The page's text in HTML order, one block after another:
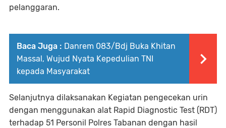
pelanggaran.
Baca Juga : Danrem 083/Bdj Buka Khitan
Massal, Wujud Nyata Kepedulian TNI
kepada Masyarakat
Selanjutnya dilaksanakan Kegiatan pengecekan urin
dengan menggunakan alat Rapid Diagnostic Test (RDT)
terhadap 51 Personil Polres Tabanan dengan hasil